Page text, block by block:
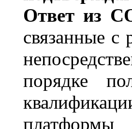
Ответ из
связанные с
порядке